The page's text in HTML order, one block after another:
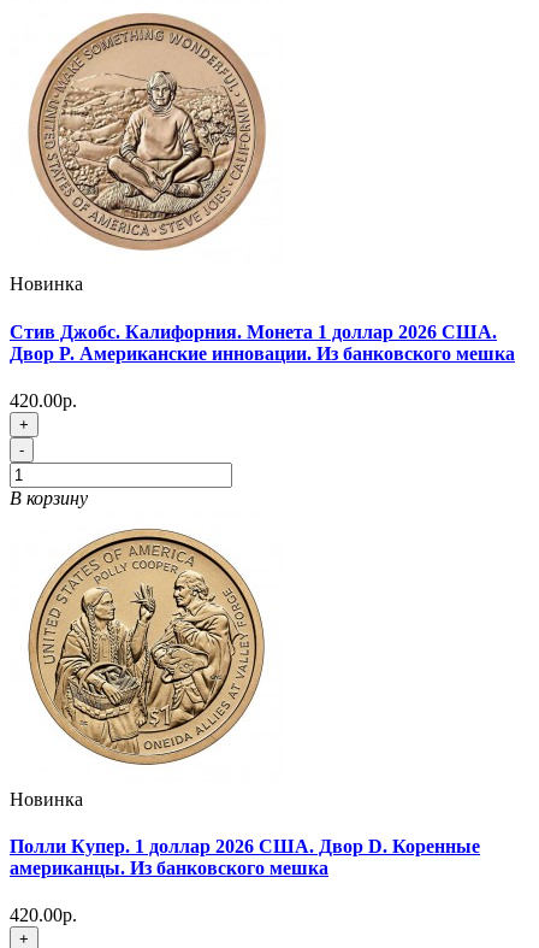
Новинка
Стив Джобс. Калифорния. Монета 1 доллар 2026 США.
Двор P. Американские инновации. Из банковского мешка
420.00р.
+
-
В корзину
Новинка
Полли Купер. 1 доллар 2026 США. Двор D. Коренные
американцы. Из банковского мешка
420.00р.
+